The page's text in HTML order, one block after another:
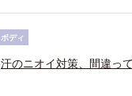
ボディ
汗のニオイ対策、間違っ